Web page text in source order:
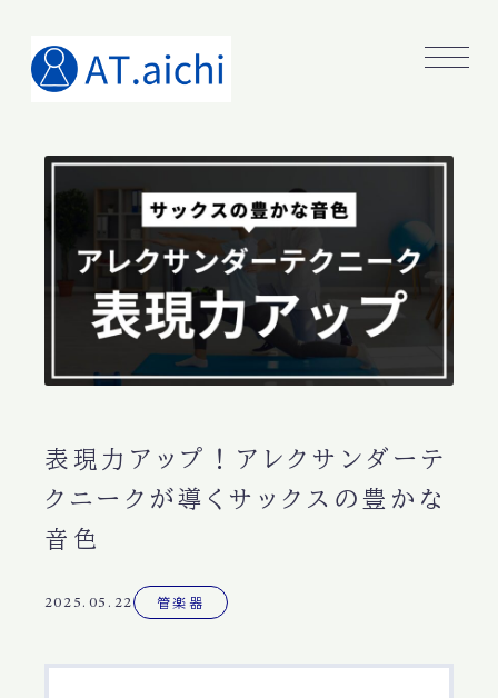
表現力アップ！アレクサンダーテ
クニークが導くサックスの豊かな
音色
2025.05.22 管楽器